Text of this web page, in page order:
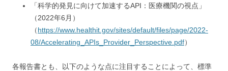
「科学的発見に向けて加速するAPI：医療機関の視点」
（2022年6月）
（https://www.healthit.gov/sites/default/files/page/2022-
08/Accelerating_APIs_Provider_Perspective.pdf）
各報告書とも、以下のような点に注目することによって、標準